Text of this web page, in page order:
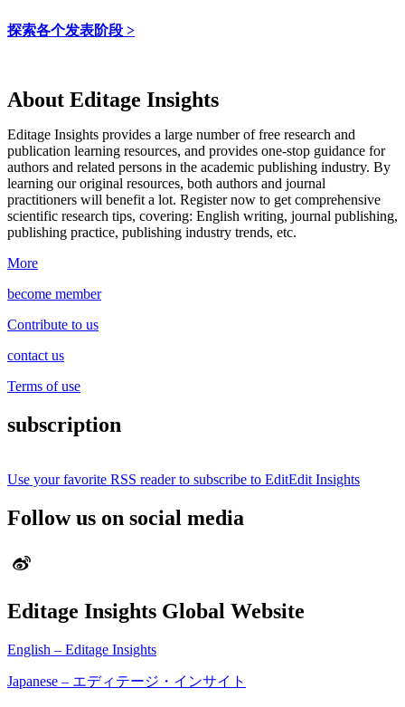
共同通讯和共同一作的相关问题
参考资料：
Defining the Role of Authors and Contributors
Authorship, and the role of the ‘corresponding author’
How to be an Effective Corresponding Author
What does it mean to be the corresponding author?
Who are corresponding authors?
探索各个发表阶段 >
About Editage Insights
Editage Insights provides a large number of free research and
publication learning resources, and provides one-stop guidance for
authors and related persons in the academic publishing industry. By
learning our original resources, both authors and journal
practitioners will benefit a lot. Register now to get comprehensive
scientific research tips, covering: English writing, journal publishing,
publishing practice, publishing industry trends, etc.
More
become member
Contribute to us
contact us
Terms of use
subscription
Use your favorite RSS reader to subscribe to EditEdit Insights
Follow us on social media
Editage Insights Global Website
English – Editage Insights
Japanese – エディテージ・インサイト